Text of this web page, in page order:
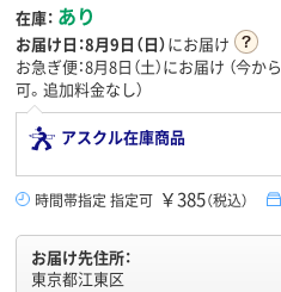
在庫： あり
お届け日：8月9日（日）にお届け
お急ぎ便：8月8日（土）にお届け （今から
可。追加料金なし）
アスクル在庫商品
時間帯指定 指定可 ￥385（税込）
お届け先住所：
東京都江東区